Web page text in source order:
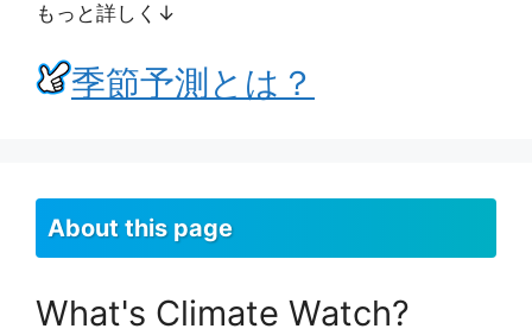
もっと詳しく↓
季節予測とは？
About this page
What's Climate Watch?